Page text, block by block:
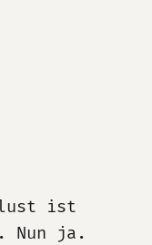
ist
Nun ja.